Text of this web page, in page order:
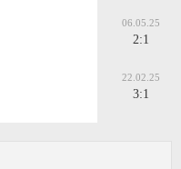
06.05.25
2:1
22.02.25
3:1